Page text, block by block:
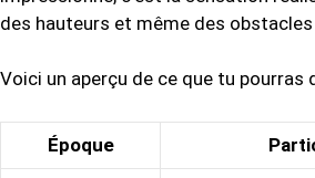
des hauteurs et même des
Voici un aperçu de ce que tu pourras
Époque